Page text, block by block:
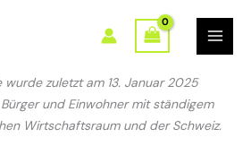
zuletzt am 13. Januar 2025
und Einwohner mit ständigem
Wirtschaftsraum und der Schweiz.
to
service
pagebuilder-
(various)
to
service
woocommerce
to
service
yandex-
metrica
to
service
wistia
to
service
wordpress
to
service
elementor
to
service
themehigh
to
service
sourcebuster-
js
to
service
stripe
to
service
wpforms
to
service
wordfence
to
service
complianz
to
service
google-
fonts
to
service
google-
recaptcha
to
service
pinterest
service
sonstiges